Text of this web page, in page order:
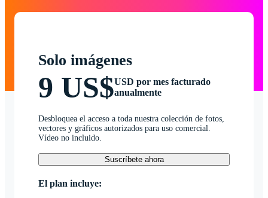
Solo imágenes
9 US$USD por mes facturado
anualmente
Desbloquea el acceso a toda nuestra colección de fotos,
vectores y gráficos autorizados para uso comercial.
Vídeo no incluido.
Suscríbete ahora
El plan incluye: